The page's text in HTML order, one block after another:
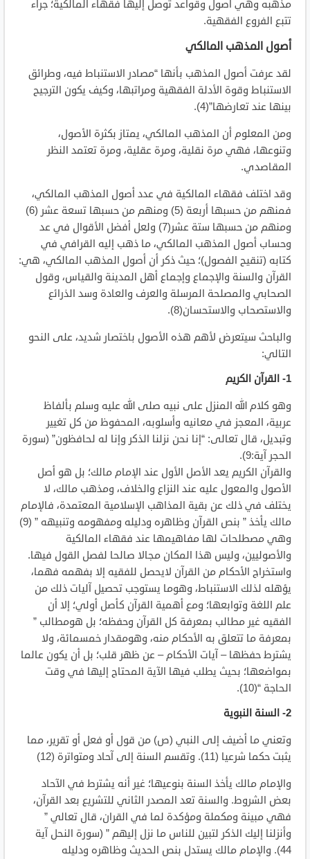
مذهبه وهي أصول وقواعد توصل إليها فقهاء المالكية؛ جراء
تتبع الفروع الفقهية.
أصول المذهب المالكي
لقد عرفت أصول المذهب بأنها “مصادر الاستنباط فيه، وطرائق
الاستنباط وقوة الأدلة الفقهية ومراتبها، وكيف يكون الترجيح
بينها عند تعارضها”(4).
ومن المعلوم أن المذهب المالكي، يمتاز بكثرة الأصول،
وتنوعها، فهي مرة نقلية، ومرة عقلية، ومرة تعتمد النظر
المقاصدي.
وقد اختلف فقهاء المالكية في عدد أصول المذهب المالكي،
فمنهم من حسبها أربعة (5) ومنهم من حسبها تسعة عشر (6)
ومنهم من حسبها ستة عشر(7) ولعل أفضل الأقوال في عد
وحساب أصول المذهب المالكي، ما ذهب إليه القرافي في
كتابه (تنقيح الفصول)؛ حيث ذكر أن أصول المذهب المالكي، هي:
القرآن والسنة والإجماع وإجماع أهل المدينة والقياس، وقول
الصحابي والمصلحة المرسلة والعرف والعادة وسد الذرائع
والاستصحاب والاستحسان(8).
والباحث سيتعرض لأهم هذه الأصول باختصار شديد، على النحو
التالي:
1- القرآن الكريم
وهو كلام الله المنزل على نبيه صلى الله عليه وسلم بألفاظ
عربية، المعجز في معانيه وأسلوبه، المحفوظ من كل تغيير
وتبديل، قال تعالى: “إنا نحن نزلنا الذكر وإنا له لحافظون” (سورة
الحجر آية:9).
والقرآن الكريم يعد الأصل الأول عند الإمام مالك؛ بل هو أصل
الأصول والمعول عليه عند النزاع والخلاف، ومذهب مالك، لا
يختلف في ذلك عن بقية المذاهب الإسلامية المعتمدة، فالإمام
مالك يأخذ ” بنص القرآن وظاهره ودليله ومفهومه وتنبيهه ” (9)
وهي مصطلحات لها مفاهيمها عند فقهاء المالكية
والأصوليين، وليس هذا المكان مجالا صالحا لفصل القول فيها.
واستخراج الأحكام من القرآن لايحصل للفقيه إلا بفهمه فهما،
يؤهله لذلك الاستنباط، وهوما يستوجب تحصيل آليات ذلك من
علم اللغة وتوابعها؛ ومع أهمية القرآن كأصل أولي؛ إلا أن
الفقيه غير مطالب بمعرفة كل القرآن وحفظه؛ بل هومطالب ”
بمعرفة ما تتعلق به الأحكام منه، وهومقدار خمسمائة، ولا
يشترط حفظها – آيات الأحكام – عن ظهر قلب؛ بل أن يكون عالما
بمواضعها؛ بحيث يطلب فيها الآية المحتاج إليها في وقت
الحاجة “(10).
2- السنة النبوية
وتعني ما أضيف إلى النبي (ص) من قول أو فعل أو تقرير، مما
يثبت حكما شرعيا (11). وتقسم السنة إلى آحاد ومتواترة (12)
والإمام مالك يأخذ السنة بنوعيها؛ غير أنه يشترط في الآحاد
بعض الشروط. والسنة تعد المصدر الثاني للتشريع بعد القرآن،
فهي مبينة ومكملة ومؤكدة لما في القران، قال تعالي ”
وأنزلنا إليك الذكر لتبين للناس ما نزل إليهم ” (سورة النحل آية
44). والإمام مالك يستدل بنص الحديث وظاهره ودليله